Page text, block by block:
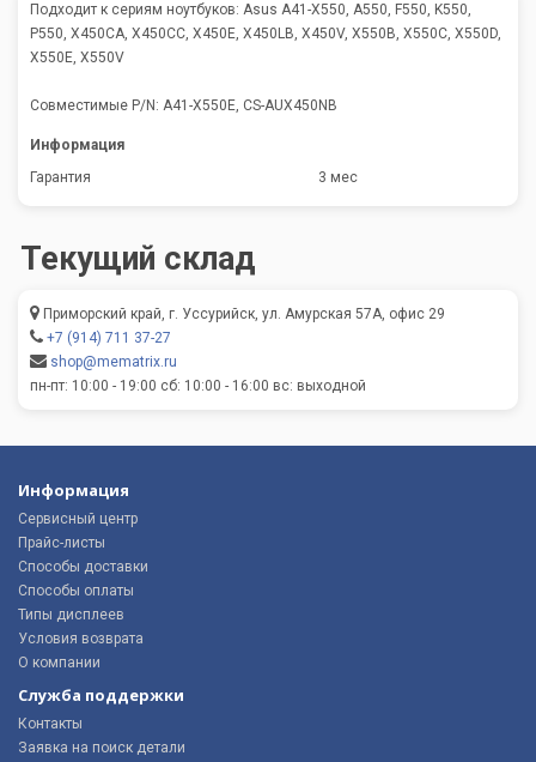
Подходит к сериям ноутбуков: Asus A41-X550, A550, F550, K550,
P550, X450CA, X450CC, X450E, X450LB, X450V, X550B, X550C, X550D,
X550E, X550V
Совместимые P/N: A41-X550E, CS-AUX450NB
Информация
Гарантия
3 мес
Текущий склад
Приморский край, г. Уссурийск, ул. Амурская 57А, офис 29
+7 (914) 711 37-27
shop@mematrix.ru
пн-пт: 10:00 - 19:00 сб: 10:00 - 16:00 вс: выходной
Информация
Сервисный центр
Прайс-листы
Способы доставки
Способы оплаты
Типы дисплеев
Условия возврата
О компании
Служба поддержки
Контакты
Заявка на поиск детали